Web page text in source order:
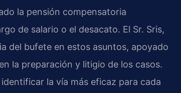
la pensión compensatoria
de salario o el desacato. El Sr. Sris,
del bufete en estos asuntos, apoyado
la preparación y litigio de los casos.
la vía más eficaz para cada